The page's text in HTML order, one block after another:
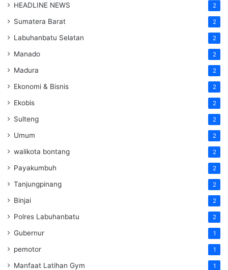
HEADLINE NEWS 2
Sumatera Barat 2
Labuhanbatu Selatan 2
Manado 2
Madura 2
Ekonomi & Bisnis 2
Ekobis 2
Sulteng 2
Umum 2
walikota bontang 2
Payakumbuh 2
Tanjungpinang 2
Binjai 2
Polres Labuhanbatu 2
Gubernur 1
pemotor 1
Manfaat Latihan Gym 1